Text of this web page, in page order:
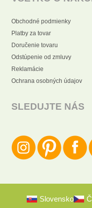
Obchodné podmienky
Platby za tovar
Doručenie tovaru
Odstúpenie od zmluvy
Reklamácie
Ochrana osobných údajov
SLEDUJTE NÁS
Slovensko